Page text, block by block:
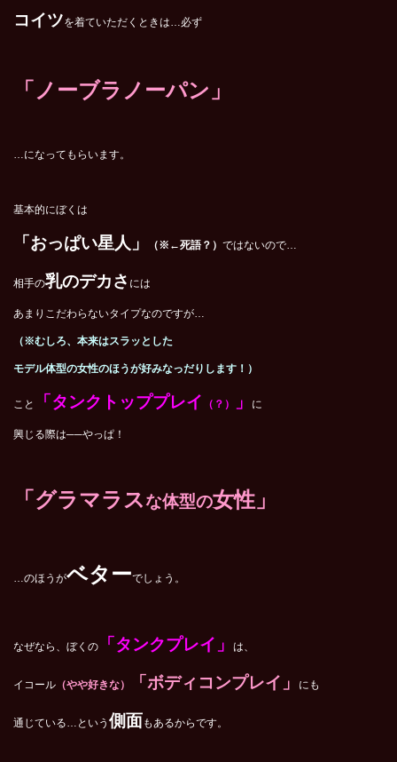
コイツを着ていただくときは…必ず
「ノーブラノーパン」
…になってもらいます。
基本的にぼくは
「おっぱい星人」 （※←死語？） ではないので…
相手の乳のデカさ には
あまりこだわらないタイプなのですが…
（※むしろ、本来はスラッとした
モデル体型の女性のほうが好みなっだりします！）
こと 「タンクトッププレイ （？） 」 に
興じる際は──やっぱ！
「グラマラスな体型の女性」
…のほうがベターでしょう。
なぜなら、ぼくの 「タンクプレイ」 は、
イコール （やや好きな） 「ボディコンプレイ」 にも
通じている…という 側面もあるからです。